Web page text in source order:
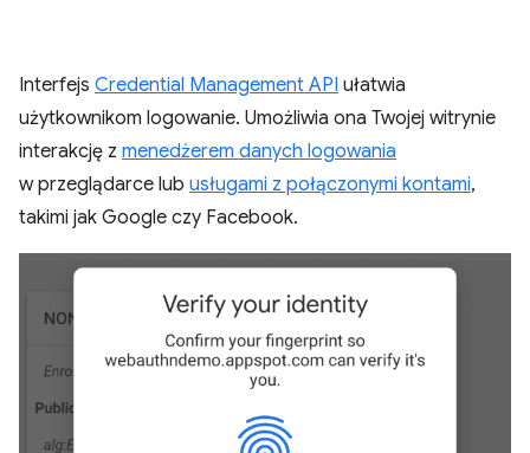
Interfejs Credential Management API ułatwia
użytkownikom logowanie. Umożliwia ona Twojej witrynie
interakcję z menedżerem danych logowania
w przeglądarce lub usługami z połączonymi kontami,
takimi jak Google czy Facebook.